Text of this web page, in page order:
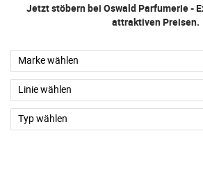
Jetzt stöbern bei Oswald Parfumerie -
attraktiven Preisen.